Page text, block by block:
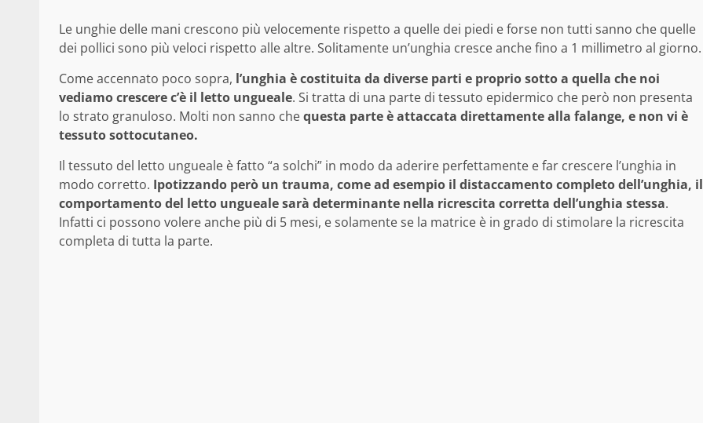
Le unghie delle mani crescono più velocemente rispetto a quelle dei piedi e forse non tutti sanno che quelle
dei pollici sono più veloci rispetto alle altre. Solitamente un’unghia cresce anche fino a 1 millimetro al giorno.
Come accennato poco sopra, l’unghia è costituita da diverse parti e proprio sotto a quella che noi
vediamo crescere c’è il letto ungueale. Si tratta di una parte di tessuto epidermico che però non presenta
lo strato granuloso. Molti non sanno chequesta parte è attaccata direttamente alla falange, e non vi è
tessuto sottocutaneo.
Il tessuto del letto ungueale è fatto “a solchi” in modo da aderire perfettamente e far crescere l’unghia in
modo corretto. Ipotizzando però un trauma, come ad esempio il distaccamento completo dell’unghia, il
comportamento del letto ungueale sarà determinante nella ricrescita corretta dell’unghia stessa.
Infatti ci possono volere anche più di 5 mesi, e solamente se la matrice è in grado di stimolare la ricrescita
completa di tutta la parte.